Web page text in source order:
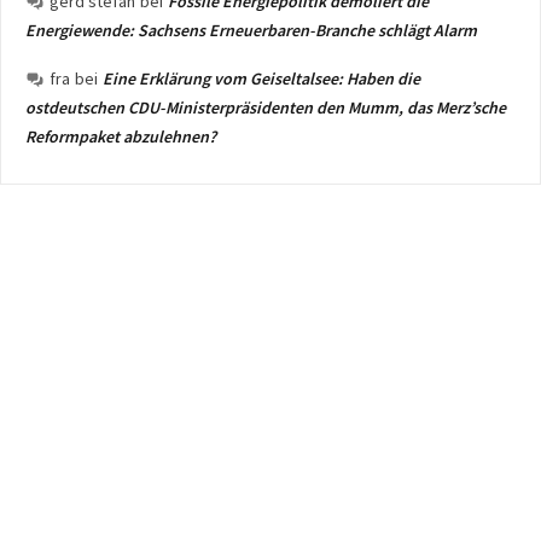
Energiewende: Sachsens Erneuerbaren-Branche schlägt Alarm
fra bei Eine Erklärung vom Geiseltalsee: Haben die
ostdeutschen CDU-Ministerpräsidenten den Mumm, das Merz’sche
Reformpaket abzulehnen?